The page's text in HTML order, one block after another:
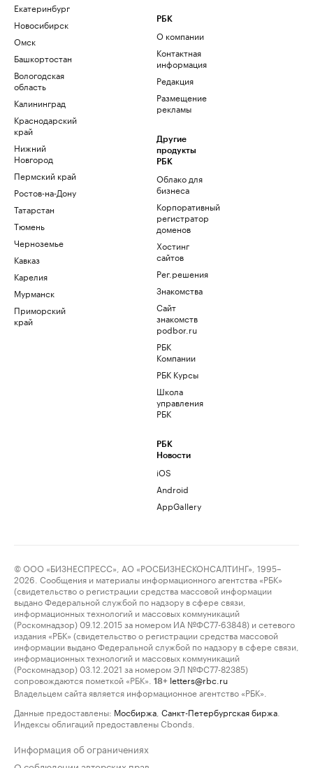
Екатеринбург
Новосибирск
Омск
Башкортостан
Вологодская
область
Калининград
Краснодарский
край
Нижний
Новгород
Пермский край
Ростов-на-Дону
Татарстан
Тюмень
Черноземье
Кавказ
Карелия
Мурманск
Приморский
край
РБК
О компании
Контактная
информация
Редакция
Размещение
рекламы
Другие
продукты
РБК
Облако для
бизнеса
Корпоративный
регистратор
доменов
Хостинг
сайтов
Рег.решения
Знакомства
Сайт
знакомств
podbor.ru
РБК
Компании
РБК Курсы
Школа
управления
РБК
РБК
Новости
iOS
Android
AppGallery
© ООО «БИЗНЕСПРЕСС», АО «РОСБИЗНЕСКОНСАЛТИНГ», 1995–
2026. Сообщения и материалы информационного агентства «РБК»
(свидетельство о регистрации средства массовой информации
выдано Федеральной службой по надзору в сфере связи,
информационных технологий и массовых коммуникаций
(Роскомнадзор) 09.12.2015 за номером ИА №ФС77-63848) и сетевого
издания «РБК» (свидетельство о регистрации средства массовой
информации выдано Федеральной службой по надзору в сфере связи,
информационных технологий и массовых коммуникаций
(Роскомнадзор) 03.12.2021 за номером ЭЛ №ФС77-82385)
сопровождаются пометкой «РБК».
18+ letters@rbc.ru
Владельцем сайта является информационное агентство «РБК».
Данные предоставлены: Мосбиржа Санкт-Петербургская биржа
Индексы облигаций предоставлены Cbonds.
Информация об ограничениях